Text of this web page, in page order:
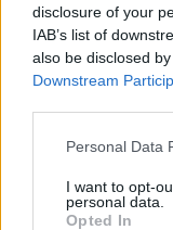
disclosure of your
IAB’s list of
also be disclosed
Downstream
Personal Data
I want to opt-
personal data.
Opted In